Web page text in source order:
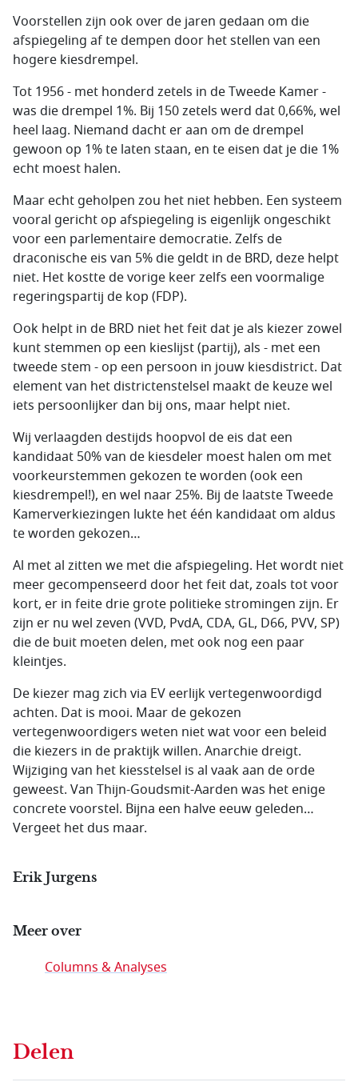
Voorstellen zijn ook over de jaren gedaan om die
afspiegeling af te dempen door het stellen van een
hogere kiesdrempel.
Tot 1956 - met honderd zetels in de Tweede Kamer -
was die drempel 1%. Bij 150 zetels werd dat 0,66%, wel
heel laag. Niemand dacht er aan om de drempel
gewoon op 1% te laten staan, en te eisen dat je die 1%
echt moest halen.
Maar echt geholpen zou het niet hebben. Een systeem
vooral gericht op afspiegeling is eigenlijk ongeschikt
voor een parlementaire democratie. Zelfs de
draconische eis van 5% die geldt in de BRD, deze helpt
niet. Het kostte de vorige keer zelfs een voormalige
regeringspartij de kop (FDP).
Ook helpt in de BRD niet het feit dat je als kiezer zowel
kunt stemmen op een kieslijst (partij), als - met een
tweede stem - op een persoon in jouw kiesdistrict. Dat
element van het districtenstelsel maakt de keuze wel
iets persoonlijker dan bij ons, maar helpt niet.
Wij verlaagden destijds hoopvol de eis dat een
kandidaat 50% van de kiesdeler moest halen om met
voorkeurstemmen gekozen te worden (ook een
kiesdrempel!), en wel naar 25%. Bij de laatste Tweede
Kamerverkiezingen lukte het één kandidaat om aldus
te worden gekozen…
Al met al zitten we met die afspiegeling. Het wordt niet
meer gecompenseerd door het feit dat, zoals tot voor
kort, er in feite drie grote politieke stromingen zijn. Er
zijn er nu wel zeven (VVD, PvdA, CDA, GL, D66, PVV, SP)
die de buit moeten delen, met ook nog een paar
kleintjes.
De kiezer mag zich via EV eerlijk vertegenwoordigd
achten. Dat is mooi. Maar de gekozen
vertegenwoordigers weten niet wat voor een beleid
die kiezers in de praktijk willen. Anarchie dreigt.
Wijziging van het kiesstelsel is al vaak aan de orde
geweest. Van Thijn-Goudsmit-Aarden was het enige
concrete voorstel. Bijna een halve eeuw geleden…
Vergeet het dus maar.
Erik Jurgens
Meer over
Columns & Analyses
Delen